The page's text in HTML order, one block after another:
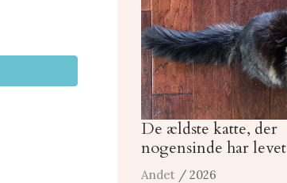
De ældste katte, der
nogensinde har levet
Andet / 2026